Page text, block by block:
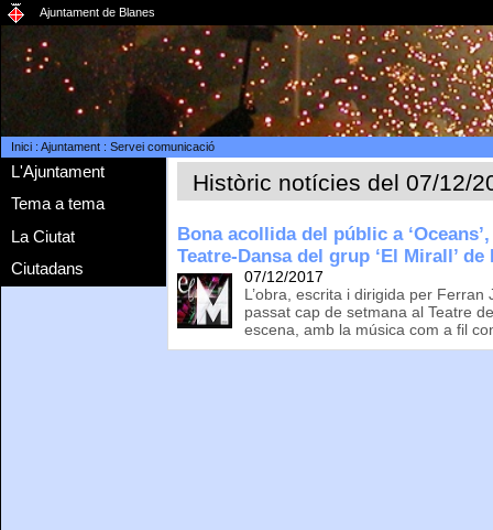
Ajuntament de Blanes
Inici: Ajuntament: Servei comunicació
L'Ajuntament
Tema a tema
La Ciutat
Ciutadans
Històric notícies del 07/12/
Bona acollida del públic a
Teatre-Dansa del grup ‘El Mirall’ de
07/12/2017
L’obra, escrita i dirigida per
passat cap de setmana al Teatre
escena, amb la música com a fil